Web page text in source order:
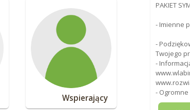
Wspierający
PAKIET
- Imienne
-
Twojego
-
-